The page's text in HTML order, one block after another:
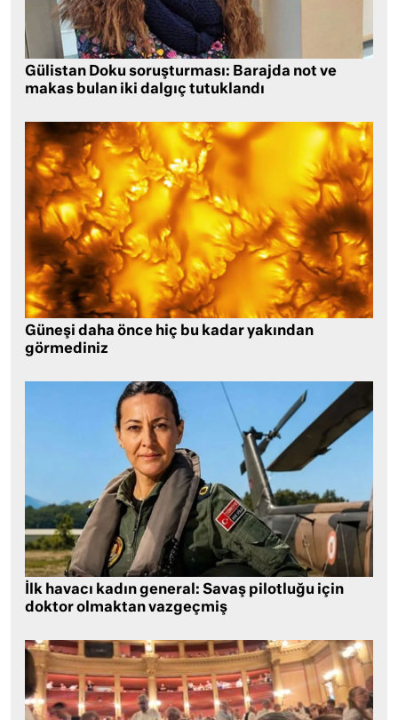
Gülistan Doku soruşturması: Barajda not ve
makas bulan iki dalgıç tutuklandı
Güneşi daha önce hiç bu kadar yakından
görmediniz
İlk havacı kadın general: Savaş pilotluğu için
doktor olmaktan vazgeçmiş